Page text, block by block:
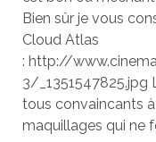
Bien sûr je vous
Cloud Atlas
: http://
3/_1351547825.jpg
tous convaincants à
maquillages qui ne